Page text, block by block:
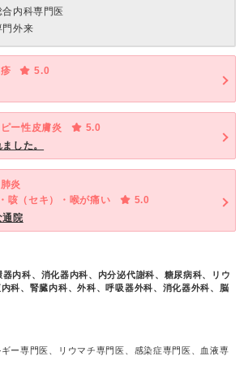
合内科専門医
門外来
5.0
ー性皮膚炎
5.0
した。
肺炎
咳（セキ）・喉が痛い
5.0
通院
内科、消化器内科、内分泌代謝科、糖尿病科、リウ
科、腎臓内科、外科、呼吸器外科、消化器外科、脳
ー専門医、リウマチ専門医、感染症専門医、血液専